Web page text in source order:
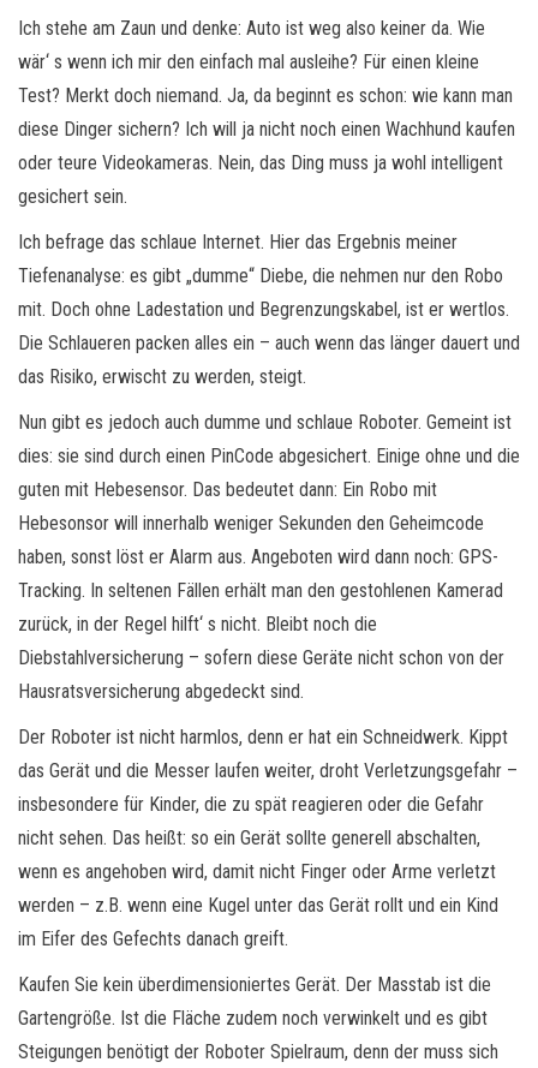
Ich stehe am Zaun und denke: Auto ist weg also keiner da. Wie
wär‘ s wenn ich mir den einfach mal ausleihe? Für einen kleine
Test? Merkt doch niemand. Ja, da beginnt es schon: wie kann man
diese Dinger sichern? Ich will ja nicht noch einen Wachhund kaufen
oder teure Videokameras. Nein, das Ding muss ja wohl intelligent
gesichert sein.
Ich befrage das schlaue Internet. Hier das Ergebnis meiner
Tiefenanalyse: es gibt „dumme“ Diebe, die nehmen nur den Robo
mit. Doch ohne Ladestation und Begrenzungskabel, ist er wertlos.
Die Schlaueren packen alles ein – auch wenn das länger dauert und
das Risiko, erwischt zu werden, steigt.
Nun gibt es jedoch auch dumme und schlaue Roboter. Gemeint ist
dies: sie sind durch einen PinCode abgesichert. Einige ohne und die
guten mit Hebesensor. Das bedeutet dann: Ein Robo mit
Hebesonsor will innerhalb weniger Sekunden den Geheimcode
haben, sonst löst er Alarm aus. Angeboten wird dann noch: GPS-
Tracking. In seltenen Fällen erhält man den gestohlenen Kamerad
zurück, in der Regel hilft‘ s nicht. Bleibt noch die
Diebstahlversicherung – sofern diese Geräte nicht schon von der
Hausratsversicherung abgedeckt sind.
Der Roboter ist nicht harmlos, denn er hat ein Schneidwerk. Kippt
das Gerät und die Messer laufen weiter, droht Verletzungsgefahr –
insbesondere für Kinder, die zu spät reagieren oder die Gefahr
nicht sehen. Das heißt: so ein Gerät sollte generell abschalten,
wenn es angehoben wird, damit nicht Finger oder Arme verletzt
werden – z.B. wenn eine Kugel unter das Gerät rollt und ein Kind
im Eifer des Gefechts danach greift.
Kaufen Sie kein überdimensioniertes Gerät. Der Masstab ist die
Gartengröße. Ist die Fläche zudem noch verwinkelt und es gibt
Steigungen benötigt der Roboter Spielraum, denn der muss sich